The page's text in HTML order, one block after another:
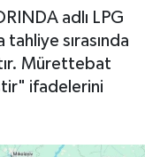
adlı LPG
sırasında
Mürettebat
ifadelerini